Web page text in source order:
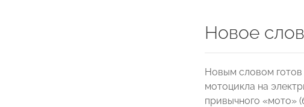
Новое
Новым словом готов
мотоцикла на
привычного «мото»